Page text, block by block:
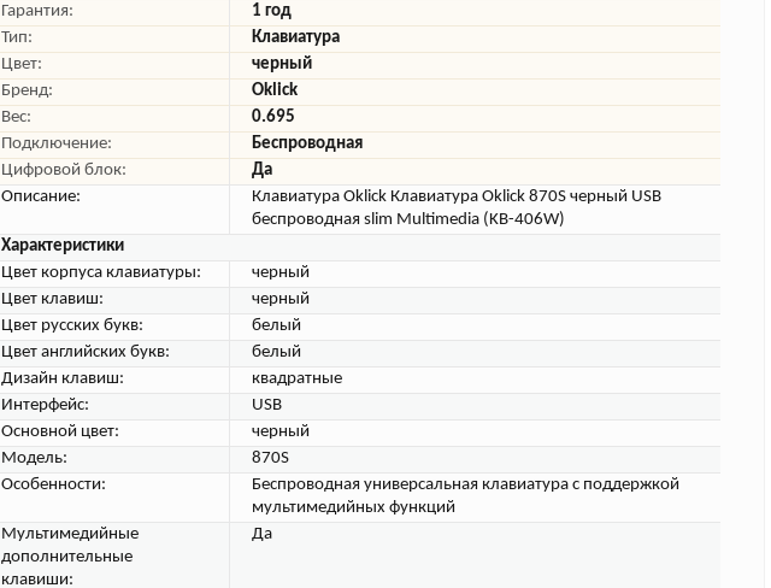
Гарантия:
1 год
Тип:
Клавиатура
Цвет:
черный
Бренд:
Oklick
Вес:
0.695
Подключение:
Беспроводная
Цифровой блок:
Да
Описание:
Клавиатура Oklick Клавиатура Oklick 870S черный USB
беспроводная slim Multimedia (KB-406W)
Характеристики
Цвет корпуса клавиатуры:
черный
Цвет клавиш:
черный
Цвет русских букв:
белый
Цвет английских букв:
белый
Дизайн клавиш:
квадратные
Интерфейс:
USB
Основной цвет:
черный
Модель:
870S
Особенности:
Беспроводная универсальная клавиатура с поддержкой
мультимедийных функций
Мультимедийные
дополнительные
клавиши:
Да